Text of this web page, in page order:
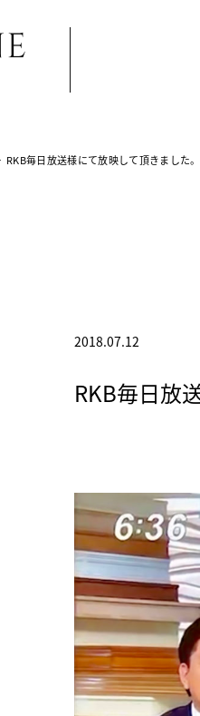
RKB毎日放送様にて放映して頂きました。
2018.07.12
RKB毎日放